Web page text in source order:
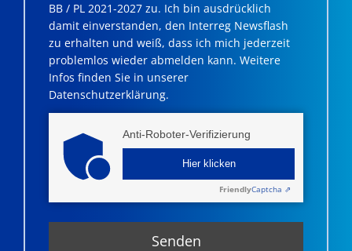
BB / PL 2021-2027 zu. Ich bin ausdrücklich
damit einverstanden, den Interreg Newsflash
zu erhalten und weiß, dass ich mich jederzeit
problemlos wieder abmelden kann. Weitere
Infos finden Sie in unserer
Datenschutzerklärung.
Anti-Roboter-Verifizierung
Hier klicken
FriendlyCaptcha ⇗